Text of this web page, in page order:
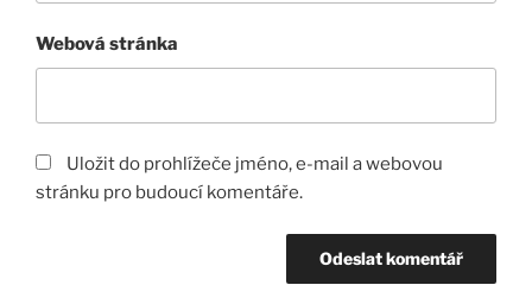
Webová stránka
Uložit do prohlížeče jméno, e-mail a webovou
stránku pro budoucí komentáře.